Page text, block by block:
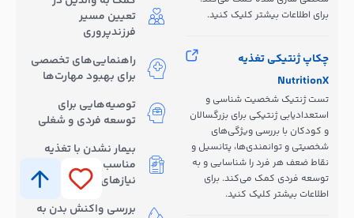
تعیین مسیر
فرزندپروری
راهنمایی‌های تخصصی
برای بهبود مهارت‌ها
توصیه‌هایی برای
توسعه فردی و شغلی
بیمار نشدن با تغذیه
مناسب بر اساس
نیازهای ژنتیکی
بررسی واکنش بدن به
برای اطلاعات بیشتر کلیک کنید.
چکاپ ژنتیکی تغذیه
NutritionX
تست ژنتیک شخصیت شناسی و
استعدادیابی ژنتیکی برای بزرگسالان
و کودکان با بررسی ویژگی‌های
شخصیتی و توانمندی‌ها، پتانسیل و
نقاط ضعف هر فرد را شناسایی و به
توسعه فردی کمک می‌کند. برای
اطلاعات بیشتر کلیک کنید.